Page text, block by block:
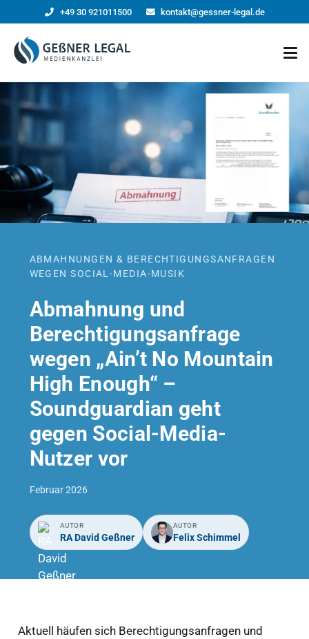
+49 30 921011500 kontakt@gessner-legal.de
ABMAHNUNGEN & BERECHTIGUNGSANFRAGEN
WEGEN SOCIAL-MEDIA-MUSIK
Abmahnung und
Berechtigungsanfrage
wegen „Ain’t No Mountain
High Enough“ –
Soundguardian geht
gegen Social-Media-
Nutzer vor
Februar 2026
AUTOR
RA David Geßner
AUTOR
Felix Schimmel
Aktuell häufen sich Berechtigungsanfragen und